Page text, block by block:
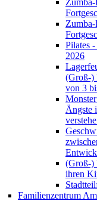
Pilates
2026
(Groß-)
von 3
Ängste
(Groß-)
ihren
Familienzentrum